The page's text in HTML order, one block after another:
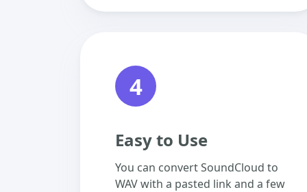
4
Easy to Use
You can convert SoundCloud to
WAV with a pasted link and a few